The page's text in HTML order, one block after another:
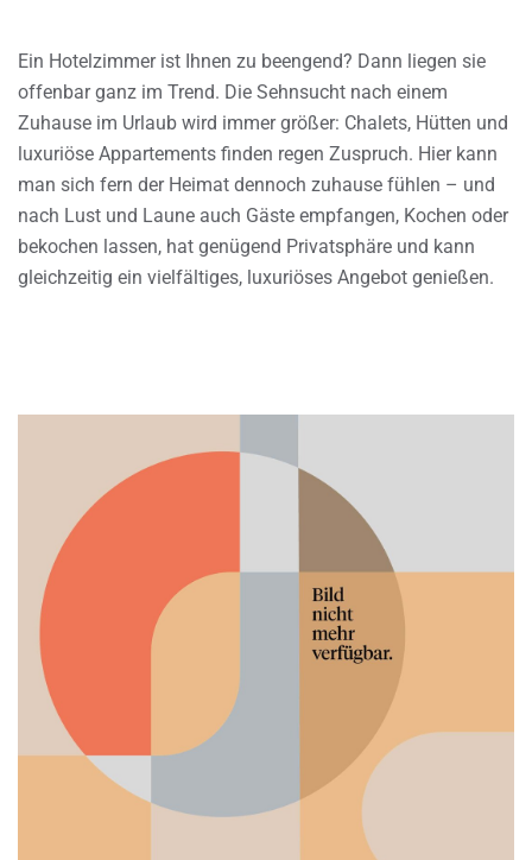
Ein Hotelzimmer ist Ihnen zu beengend? Dann liegen sie
offenbar ganz im Trend. Die Sehnsucht nach einem
Zuhause im Urlaub wird immer größer: Chalets, Hütten und
luxuriöse Appartements finden regen Zuspruch. Hier kann
man sich fern der Heimat dennoch zuhause fühlen – und
nach Lust und Laune auch Gäste empfangen, Kochen oder
bekochen lassen, hat genügend Privatsphäre und kann
gleichzeitig ein vielfältiges, luxuriöses Angebot genießen.